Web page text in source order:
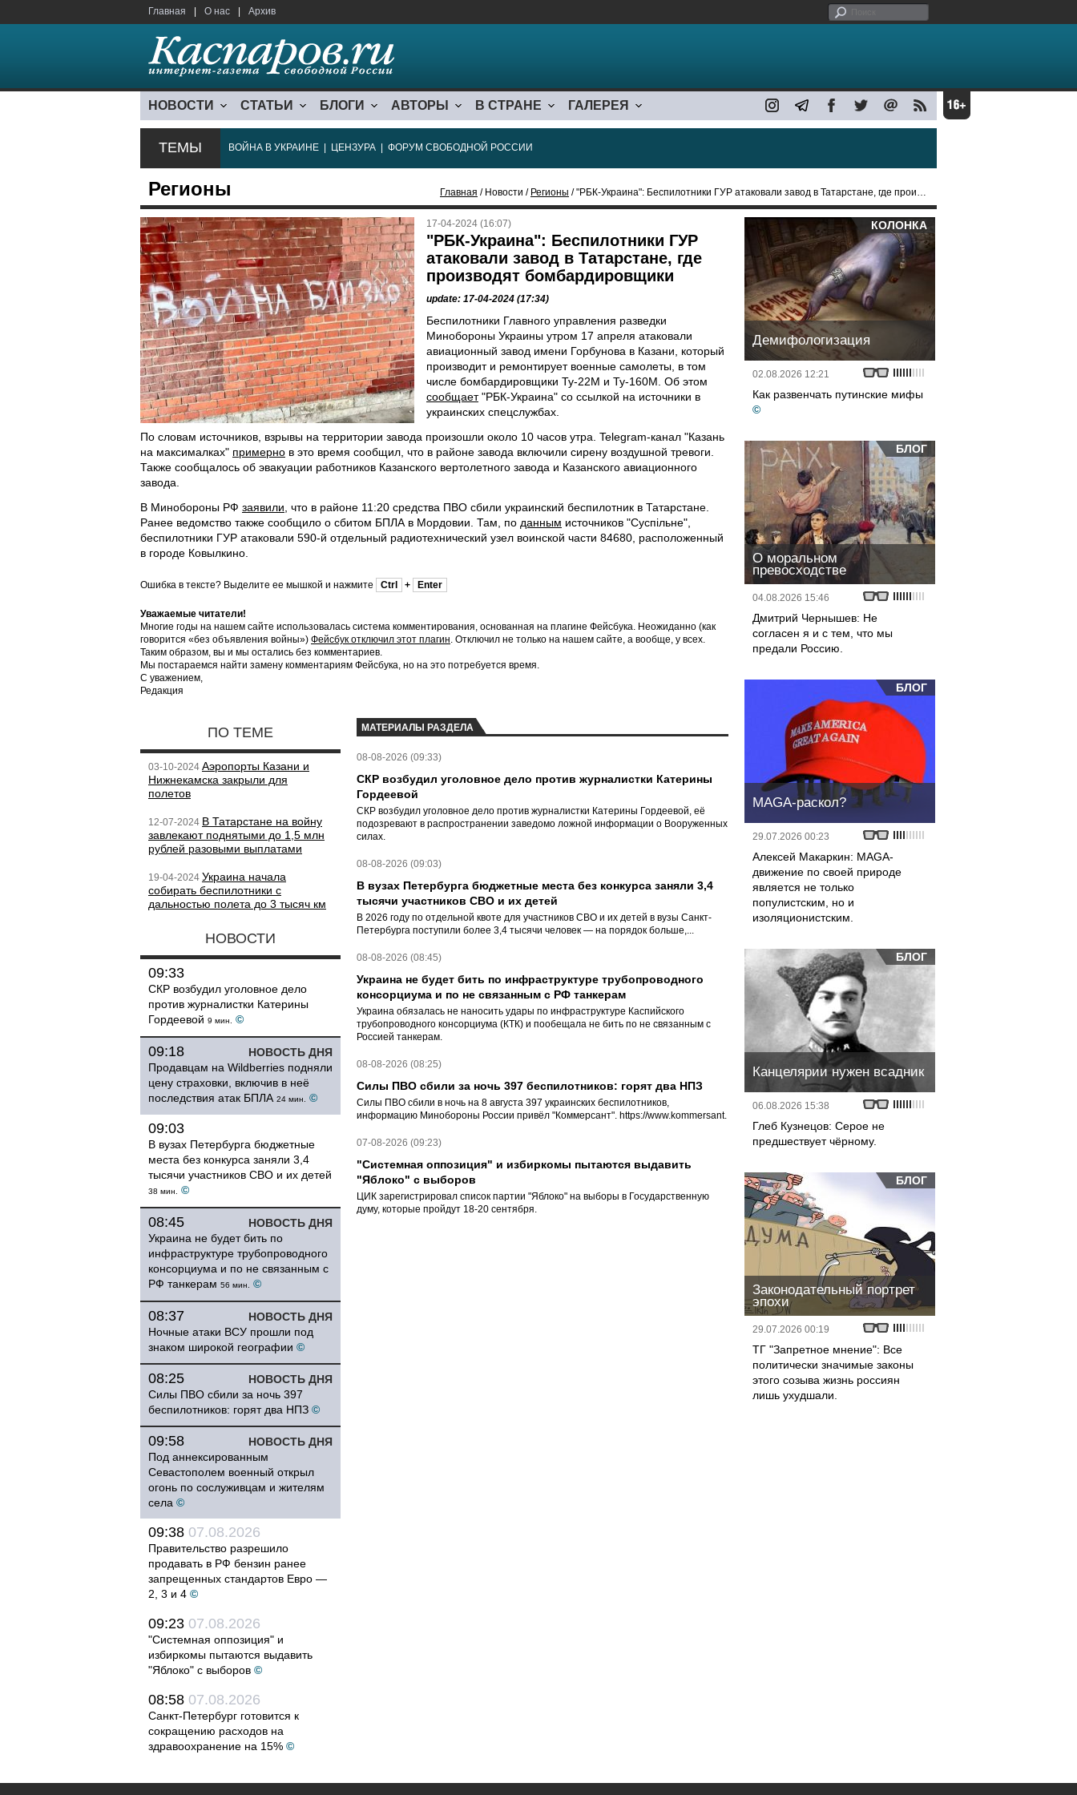
Главная О нас Архив
НОВОСТИ СТАТЬИ БЛОГИ АВТОРЫ В СТРАНЕ ГАЛЕРЕЯ
ТЕМЫ ВОЙНА В УКРАИНЕ ЦЕНЗУРА ФОРУМ СВОБОДНОЙ РОССИИ
Регионы Главная / Новости / Регионы / "РБК-Украина": Беспилотники ГУР атаковали завод в Татарстане, где производят бомбардировщики
17-04-2024 (16:07)
"РБК-Украина": Беспилотники ГУР
атаковали завод в Татарстане, где
производят бомбардировщики
update: 17-04-2024 (17:34)
Беспилотники Главного управления разведки
Минобороны Украины утром 17 апреля атаковали
авиационный завод имени Горбунова в Казани, который
производит и ремонтирует военные самолеты, в том
числе бомбардировщики Ту-22М и Ту-160М. Об этом
сообщает"РБК-Украина" со ссылкой на источники в
украинских спецслужбах.
По словам источников, взрывы на территории завода произошли около 10 часов утра. Telegram-канал "Казань
на максималках" примерно в это время сообщил, что в районе завода включили сирену воздушной тревоги.
Также сообщалось об эвакуации работников Казанского вертолетного завода и Казанского авиационного
завода.
В Минобороны РФ заявили , что в районе 11:20 средства ПВО сбили украинский беспилотник в Татарстане.
Ранее ведомство также сообщило о сбитом БПЛА в Мордовии. Там, по данным источников "Суспiльне",
беспилотники ГУР атаковали 590-й отдельный радиотехнический узел воинской части 84680, расположенный
в городе Ковылкино.
Ошибка в тексте? Выделите ее мышкой и нажмите Ctrl + Enter
Уважаемые читатели!
Многие годы на нашем сайте использовалась система комментирования, основанная на плагине Фейсбука. Неожиданно (как
говорится «без объявления войны») Фейсбук отключил этот плагин. Отключил не только на нашем сайте, а вообще, у всех.
Таким образом, вы и мы остались без комментариев.
Мы постараемся найти замену комментариям Фейсбука, но на это потребуется время.
С уважением,
Редакция
ПО ТЕМЕ
03-10-2024 Аэропорты Казани и
Нижнекамска закрыли для
полетов
12-07-2024 В Татарстане на войну
завлекают поднятыми до 1,5 млн
рублей разовыми выплатами
19-04-2024 Украина начала
собирать беспилотники с
дальностью полета до 3 тысяч км
НОВОСТИ
09:33
СКР возбудил уголовное дело
против журналистки Катерины
Гордеевой 9 мин. ©
НОВОСТЬ ДНЯ
09:18
Продавцам на Wildberries подняли
цену страховки, включив в неё
последствия атак БПЛА 24 мин. ©
09:03
В вузах Петербурга бюджетные
места без конкурса заняли 3,4
тысячи участников СВО и их детей
38 мин. ©
НОВОСТЬ ДНЯ
08:45
Украина не будет бить по
инфраструктуре трубопроводного
консорциума и по не связанным с
РФ танкерам 56 мин. ©
НОВОСТЬ ДНЯ
08:37
Ночные атаки ВСУ прошли под
знаком широкой географии ©
НОВОСТЬ ДНЯ
08:25
Силы ПВО сбили за ночь 397
беспилотников: горят два НПЗ ©
НОВОСТЬ ДНЯ
09:58
Под аннексированным
Севастополем военный открыл
огонь по сослуживцам и жителям
села ©
09:38 07.08.2026
Правительство разрешило
продавать в РФ бензин ранее
запрещенных стандартов Евро —
2, 3 и 4 ©
09:23 07.08.2026
"Системная оппозиция" и
избиркомы пытаются выдавить
"Яблоко" с выборов ©
08:58 07.08.2026
Санкт-Петербург готовится к
сокращению расходов на
здравоохранение на 15% ©
МАТЕРИАЛЫ РАЗДЕЛА
08-08-2026 (09:33)
СКР возбудил уголовное дело против журналистки Катерины
Гордеевой
СКР возбудил уголовное дело против журналистки Катерины Гордеевой, её
подозревают в распространении заведомо ложной информации о Вооруженных
силах.
08-08-2026 (09:03)
В вузах Петербурга бюджетные места без конкурса заняли 3,4
тысячи участников СВО и их детей
В 2026 году по отдельной квоте для участников СВО и их детей в вузы Санкт-
Петербурга поступили более 3,4 тысячи человек — на порядок больше,...
08-08-2026 (08:45)
Украина не будет бить по инфраструктуре трубопроводного
консорциума и по не связанным с РФ танкерам
Украина обязалась не наносить удары по инфраструктуре Каспийского
трубопроводного консорциума (КТК) и пообещала не бить по не связанным с
Россией танкерам.
08-08-2026 (08:25)
Силы ПВО сбили за ночь 397 беспилотников: горят два НПЗ
Силы ПВО сбили в ночь на 8 августа 397 украинских беспилотников,
информацию Минобороны России привёл "Коммерсант". https://www.kommersant.
07-08-2026 (09:23)
"Системная оппозиция" и избиркомы пытаются выдавить
"Яблоко" с выборов
ЦИК зарегистрировал список партии "Яблоко" на выборы в Государственную
думу, которые пройдут 18-20 сентября.
КОЛОНКА
Демифологизация
02.08.2026 12:21
Как развенчать путинские мифы
©
БЛОГ
О моральном
превосходстве
04.08.2026 15:46
Дмитрий Чернышев: Не
согласен я и с тем, что мы
предали Россию.
БЛОГ
MAGA-раскол?
29.07.2026 00:23
Алексей Макаркин: MAGA-
движение по своей природе
является не только
популистским, но и
изоляционистским.
БЛОГ
Канцелярии нужен всадник
06.08.2026 15:38
Глеб Кузнецов: Серое не
предшествует чёрному.
БЛОГ
Законодательный портрет
эпохи
29.07.2026 00:19
ТГ "Запретное мнение": Все
политически значимые законы
этого созыва жизнь россиян
лишь ухудшали.